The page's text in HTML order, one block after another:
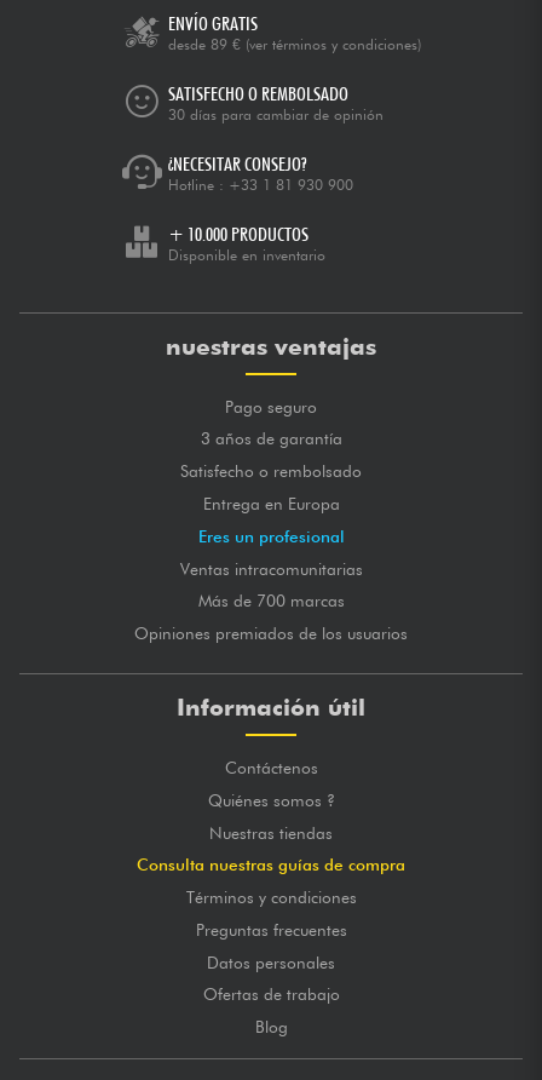
ENVÍO GRATIS
desde 89 € (ver términos y condiciones)
SATISFECHO O REMBOLSADO
30 días para cambiar de opinión
¿NECESITAR CONSEJO?
Hotline : +33 1 81 930 900
+ 10.000 PRODUCTOS
Disponible en inventario
nuestras ventajas
Pago seguro
3 años de garantía
Satisfecho o rembolsado
Entrega en Europa
Eres un profesional
Ventas intracomunitarias
Más de 700 marcas
Opiniones premiados de los usuarios
Información útil
Contáctenos
Quiénes somos ?
Nuestras tiendas
Consulta nuestras guías de compra
Términos y condiciones
Preguntas frecuentes
Datos personales
Ofertas de trabajo
Blog